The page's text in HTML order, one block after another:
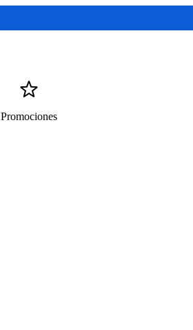
Promociones